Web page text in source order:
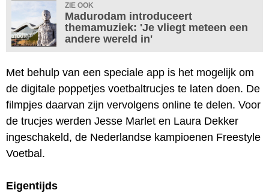
ZIE OOK
Madurodam introduceert
themamuziek: 'Je vliegt meteen een
andere wereld in'
Met behulp van een speciale app is het mogelijk om
de digitale poppetjes voetbaltrucjes te laten doen. De
filmpjes daarvan zijn vervolgens online te delen. Voor
de trucjes werden Jesse Marlet en Laura Dekker
ingeschakeld, de Nederlandse kampioenen Freestyle
Voetbal.
Eigentijds